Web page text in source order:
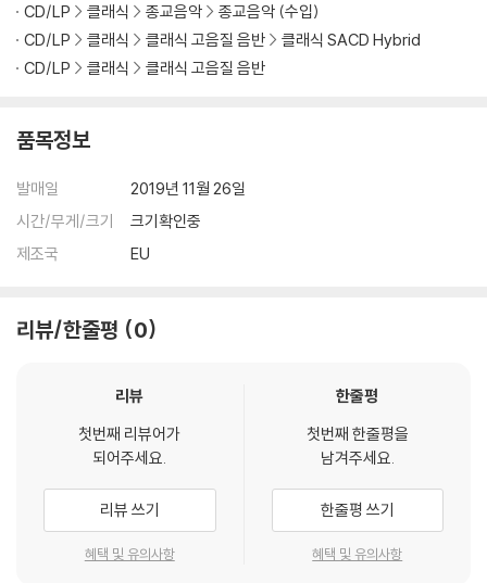
CD/LP
클래식 종교음악
종교음악 (수입)
CD/LP
클래식 클래식 고음질 음반
클래식 SACD Hybrid
CD/LP
클래식 클래식 고음질 음반
품목정보
발매일
2019년 11월 26일
시간/무게/크기
크기확인중
제조국
EU
리뷰/한줄평 0
리뷰
첫번째 리뷰어가
되어주세요.
리뷰 쓰기
혜택 및 유의사항
한줄평
첫번째 한줄평을
남겨주세요.
한줄평 쓰기
혜택 및 유의사항